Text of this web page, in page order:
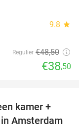
9.8 star
Regulier €48,50
€38,50
51%
kamer +
Amsterdam